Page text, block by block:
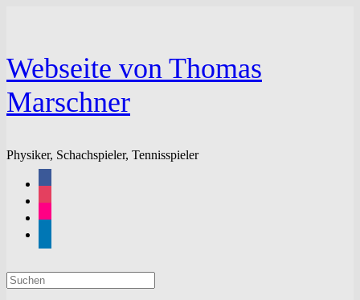
Webseite von Thomas
Marschner
Physiker, Schachspieler, Tennisspieler
Suchen
nach: